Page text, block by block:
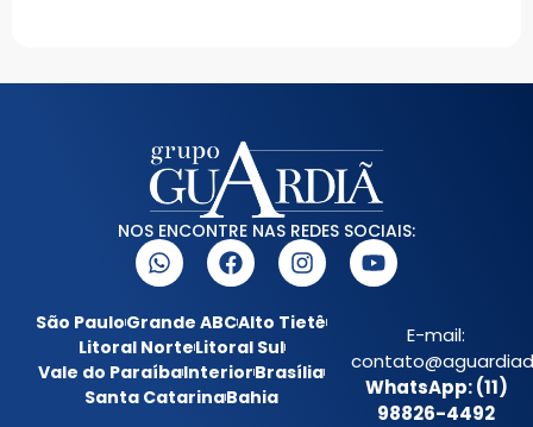
NOS ENCONTRE NAS REDES SOCIAIS:
São PauloGrande ABCAlto Tietê
Litoral NorteLitoral Sul
Vale do ParaíbaInteriorBrasília
Santa CatarinaBahia
E-mail:
WhatsApp: (11)
98826-4492